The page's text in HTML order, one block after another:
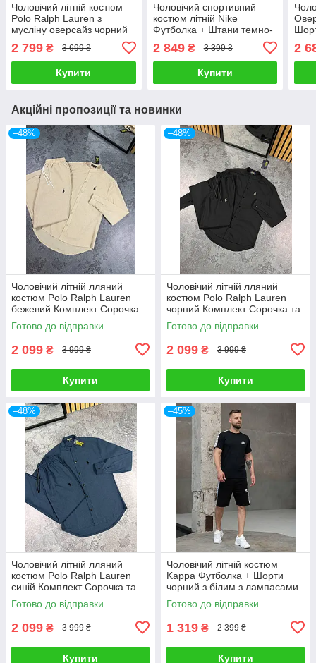
Чоловічий літній костюм
Polo Ralph Lauren з
мусліну оверсайз чорний
шорти Поло на літо
2 799 ₴ 3 699 ₴
Купити
Чоловічий спортивний
костюм літній Nike
Футболка + Штани темно-
літо
2 849₴ 3 399 ₴
Купити
2
Акційні пропозиції та новинки
–48%
Чоловічий літній лляний
костюм Polo Ralph Lauren
бежевий Комплект Сорочка
та Штани на літо
Готово до відправки
2 099 ₴ 3 999 ₴
Купити
–48%
Чоловічий літній лляний
костюм Polo Ralph Lauren
чорний Комплект Сорочка та
Штани на літо
Готово до відправки
2 099 ₴ 3 999 ₴
Купити
–48%
Чоловічий літній лляний
костюм Polo Ralph Lauren
синій Комплект Сорочка та
Штани на літо
Готово до відправки
2 099 ₴ 3 999 ₴
Купити
–45%
Чоловічий літній костюм
Kappa Футболка + Шорти
чорний з білим з лампасами
Комплект Каппа
Готово до відправки
1 319 ₴ 2 399 ₴
Купити